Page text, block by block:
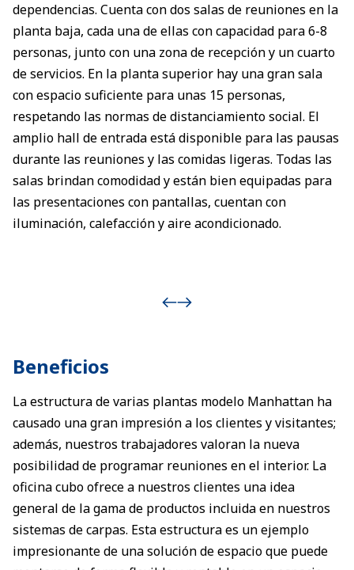
dependencias. Cuenta con dos salas de reuniones en la
planta baja, cada una de ellas con capacidad para 6-8
personas, junto con una zona de recepción y un cuarto
de servicios. En la planta superior hay una gran sala
con espacio suficiente para unas 15 personas,
respetando las normas de distanciamiento social. El
amplio hall de entrada está disponible para las pausas
durante las reuniones y las comidas ligeras. Todas las
salas brindan comodidad y están bien equipadas para
las presentaciones con pantallas, cuentan con
iluminación, calefacción y aire acondicionado.
Beneficios
La estructura de varias plantas modelo Manhattan ha
causado una gran impresión a los clientes y visitantes;
además, nuestros trabajadores valoran la nueva
posibilidad de programar reuniones en el interior. La
oficina cubo ofrece a nuestros clientes una idea
general de la gama de productos incluida en nuestros
sistemas de carpas. Esta estructura es un ejemplo
impresionante de una solución de espacio que puede